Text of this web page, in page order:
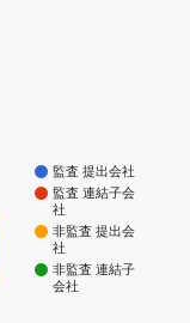
監査 提出会社
監査 連結子会
社
非監査 提出会
社
非監査 連結子
会社